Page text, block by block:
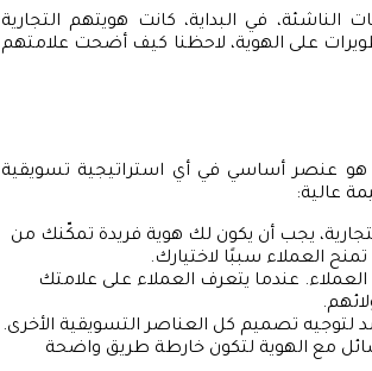
في البداية، كانت هويتهم التجارية
على الهوية، لاحظنا كيف أضحت علامتهم
هو عنصر أساسي في أي استراتيجية تسويقية
عالية:
يجب أن يكون لك هوية فريدة تمكّنك من
العملاء سببًا لاختيارك.
العملاء. عندما يتعرف العملاء على علامتك
لتوجيه تصميم كل العناصر التسويقية الأخرى.
مع الهوية لتكون خارطة طريق واضحة